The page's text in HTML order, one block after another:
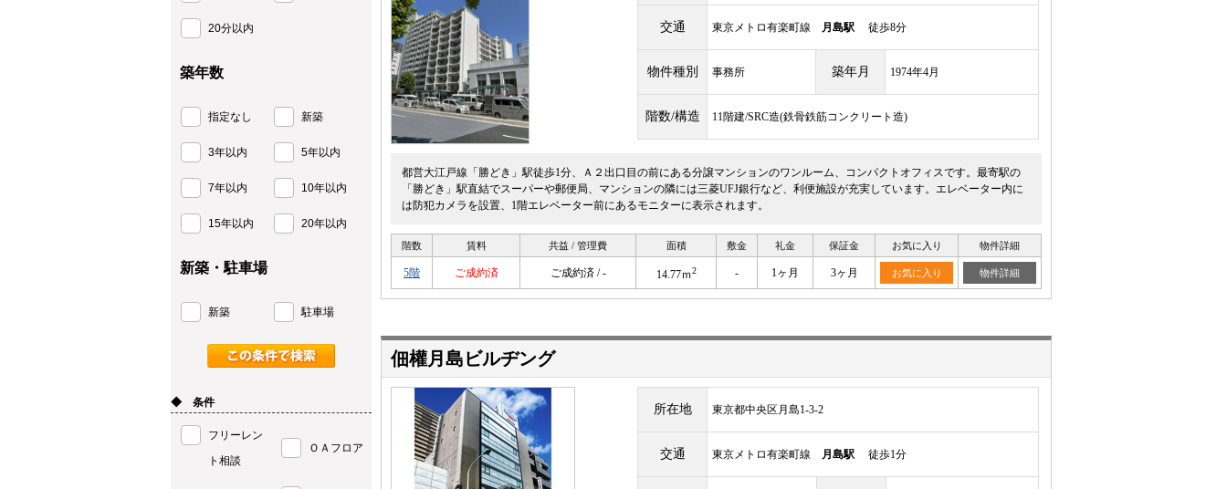
交通 東京メトロ有楽町線 月島駅 徒歩8分
物件種別 事務所 築年月 1974年4月
階数/構造 11階建/SRC造(鉄骨鉄筋コンクリート造)
都営大江戸線「勝どき」駅徒歩1分、Ａ２出口目の前にある分譲マンションのワンルーム、コンパクトオフィスです。最寄駅の
「勝どき」駅直結でスーパーや郵便局、マンションの隣には三菱UFJ銀行など、利便施設が充実しています。エレベーター内に
は防犯カメラを設置、1階エレベーター前にあるモニターに表示されます。
階数 賃料 共益 / 管理費 面積 敷金 礼金 保証金 お気に入り 物件詳細
5階 ご成約済 ご成約済 / - 14.77ｍ2 - 1ヶ月 3ヶ月 お気に入り 物件詳細
佃權月島ビルヂング
所在地 東京都中央区月島1-3-2
交通 東京メトロ有楽町線 月島駅 徒歩1分
20分以内
築年数
指定なし 新築
3年以内 5年以内
7年以内 10年以内
15年以内 20年以内
新築・駐車場
新築 駐車場
◆ 条件
フリーレン
ト相談
ＯＡフロア